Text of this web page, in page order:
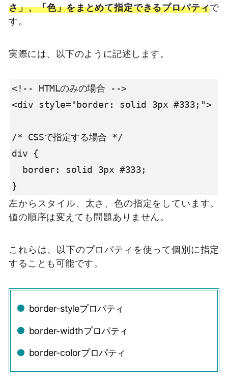
さ」、「色」をまとめて指定できるプロパティで
す。
実際には、以下のように記述します。
<!-- HTMLのみの場合 -->
<div style="border: solid 3px #333;">
/* CSSで指定する場合 */
div {
}
左からスタイル、太さ、色の指定をしています。
値の順序は変えても問題ありません。
これらは、以下のプロパティを使って個別に指定
することも可能です。
border-styleプロパティ
border-widthプロパティ
border-colorプロパティ